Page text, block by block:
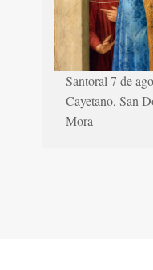
Santoral 7 de
Cayetano, San
Mora